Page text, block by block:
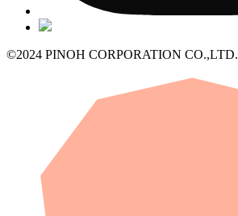
©2024 PINOH CORPORATION CO.,LTD.